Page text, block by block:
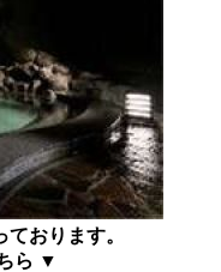
おります。
ら ▼